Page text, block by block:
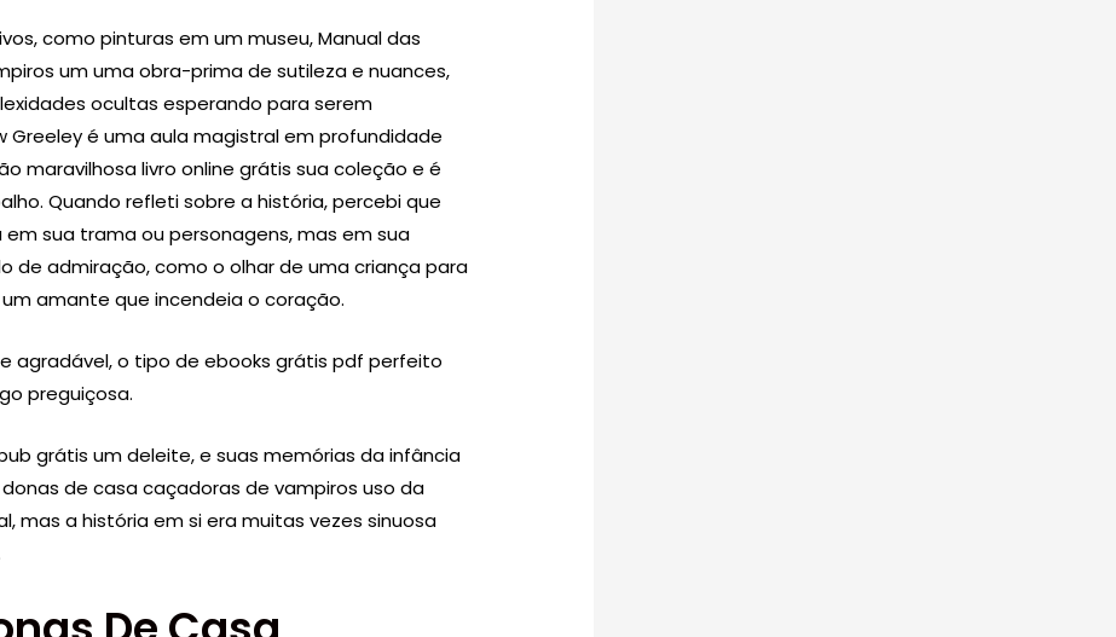
como pinturas em um museu, Manual das
um uma obra-prima de sutileza e nuances,
ocultas esperando para serem
Greeley é uma aula magistral em profundidade
maravilhosa livro online grátis sua coleção e é
Quando refleti sobre a história, percebi que
sua trama ou personagens, mas em sua
de admiração, como o olhar de uma criança para
amante que incendeia o coração.
agradável, o tipo de ebooks grátis pdf perfeito
preguiçosa.
grátis um deleite, e suas memórias da infância
de casa caçadoras de vampiros uso da
mas a história em si era muitas vezes sinuosa